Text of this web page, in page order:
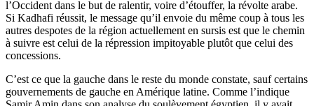
l’Occident dans le but de ralentir, voire d’étouffer, la révolte arabe.
Si Kadhafi réussit, le message qu’il envoie du même coup à tous les
autres despotes de la région actuellement en sursis est que le chemin
à suivre est celui de la répression impitoyable plutôt que celui des
concessions.
C’est ce que la gauche dans le reste du monde constate, sauf certains
gouvernements de gauche en Amérique latine. Comme l’indique